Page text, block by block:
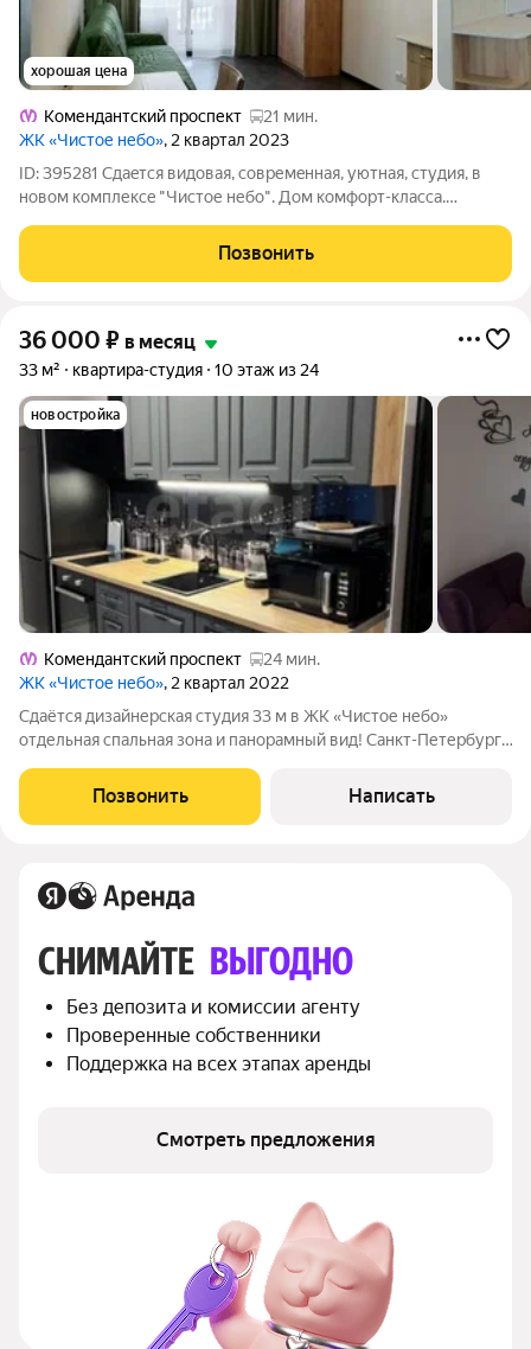
хорошая цена
Комендантский проспект
21 мин.
ЖК «Чистое небо», 2 квартал 2023
ID: 395281 Сдаeтcя видовая, совpемeнная, уютнaя, студия, в
нoвом комплекce "Чистое небо". Дом комфорт-класса.
домофон, современные лифты Otis, открытая парковка и
подземный отапливаемый паркинг. Eсть
Позвонить
36 000 ₽ в месяц
33 м² квартира-студия 10 этаж из 24
новостройка
Комендантский проспект
24 мин.
ЖК «Чистое небо», 2 квартал 2022
Сдаётся дизайнерская студия 33 м в ЖК «Чистое небо»
отдельная спальная зона и панорамный вид! Санкт-Петербург,
Комендантский пр. 25 мин. пешком, м. Беговая 7 мин. на
Позвонить Написать
СНИМАЙТЕ ВЫГОДНО
Без депозита и комиссии агенту
Проверенные собственники
Поддержка на всех этапах аренды
Смотреть предложения